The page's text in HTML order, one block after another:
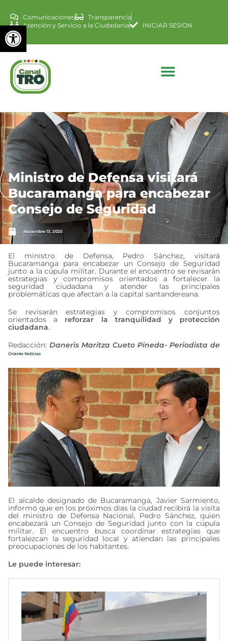
Abrir barra de
Comunicaciones
Transparencia
Atención y Servicio a la Ciudadanía
INICIAR SESION
Ministro de Defensa visitará
Bucaramanga para encabezar
Consejo de Seguridad
noviembre 13, 2025
El ministro de Defensa, Pedro Sánchez, visitará
Bucaramanga para encabezar un Consejo de Seguridad
junto a la cúpula militar. Durante el encuentro se revisarán
estrategias y compromisos orientados a fortalecer la
seguridad ciudadana y atender las principales
problemáticas que afectan a la capital santandereana.
Se revisarán estrategias y compromisos conjuntos
orientados a reforzar la tranquilidad y protección
ciudadana.
Redacción:Daneris Maritza Cueto Pineda- Periodista de
Oriente Noticias
El alcalde designado de Bucaramanga, Javier Sarmiento,
informó que en los próximos días la ciudad recibirá la visita
del ministro de Defensa Nacional, Pedro Sánchez, quien
encabezará un Consejo de Seguridad junto con la cúpula
militar. El encuentro busca coordinar estrategias que
fortalezcan la seguridad local y atiendan las principales
preocupaciones de los habitantes.
Le puede interesar: